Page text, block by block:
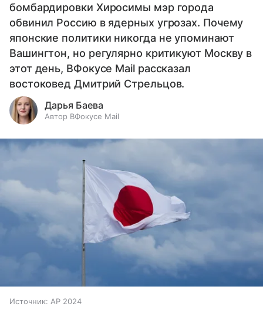
бомбардировки Хиросимы мэр города
обвинил Россию в ядерных угрозах. Почему
японские политики никогда не упоминают
Вашингтон, но регулярно критикуют Москву в
этот день, ВФокусе Mail рассказал
востоковед Дмитрий Стрельцов.
Дарья Баева
Автор ВФокусе Mail
Источник: AP 2024